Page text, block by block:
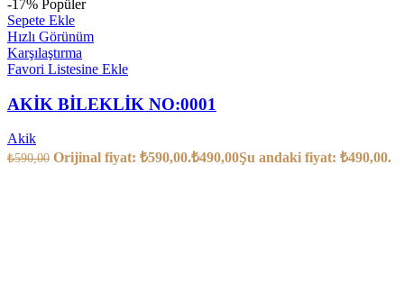
-17% Popüler
Sepete Ekle
Hızlı Görünüm
Karşılaştırma
Favori Listesine Ekle
AKİK BİLEKLİK NO:0001
Akik
₺590,00 Orijinal fiyat: ₺590,00.₺490,00Şu andaki fiyat: ₺490,00.